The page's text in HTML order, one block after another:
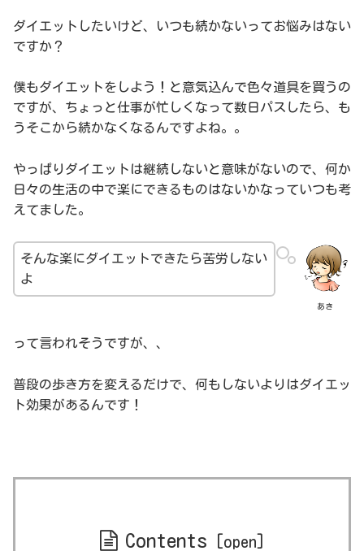
ダイエットしたいけど、いつも続かないってお悩みはない
ですか？
僕もダイエットをしよう！と意気込んで色々道具を買うの
ですが、ちょっと仕事が忙しくなって数日パスしたら、も
うそこから続かなくなるんですよね。。
やっぱりダイエットは継続しないと意味がないので、何か
日々の生活の中で楽にできるものはないかなっていつも考
えてました。
あき
そんな楽にダイエットできたら苦労しない
よ
って言われそうですが、、
普段の歩き方を変えるだけで、何もしないよりはダイエッ
ト効果があるんです！
Contents